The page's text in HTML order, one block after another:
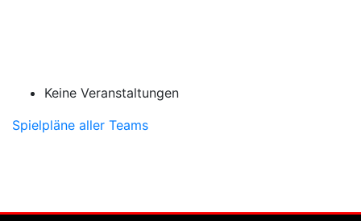
Keine Veranstaltungen
Spielpläne aller Teams